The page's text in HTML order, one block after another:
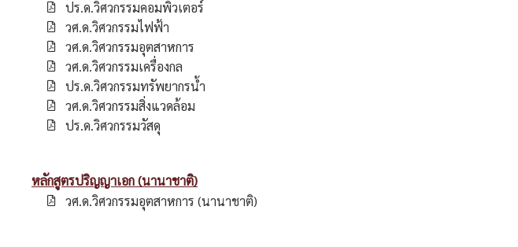
ปร.ด.วิศวกรรมคอมพิวเตอร์
วศ.ด.วิศวกรรมไฟฟ้า
วศ.ด.วิศวกรรมอุตสาหการ
วศ.ด.วิศวกรรมเครื่องกล
ปร.ด.วิศวกรรมทรัพยากรน้ำ
วศ.ด.วิศวกรรมสิ่งแวดล้อม
ปร.ด.วิศวกรรมวัสดุ
หลักสูตรปริญญาเอก (นานาชาติ)
วศ.ด.วิศวกรรมอุตสาหการ (นานาชาติ)